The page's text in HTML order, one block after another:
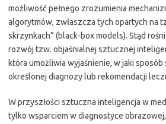
możliwość pełnego zrozumienia
algorytmów, zwłaszcza tych opartych na
skrzynkach” (black-box models). Stąd
rozwój tzw. objaśnialnej sztucznej
która umożliwia wyjaśnienie, w jaki sposób
określonej diagnozy lub rekomendacji
W przyszłości sztuczna inteligencja w
tylko wsparciem w diagnostyce